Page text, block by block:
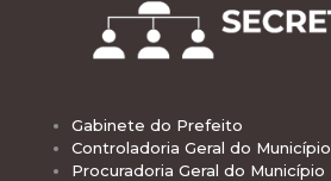
Gabinete do Prefeito
Controladoria Geral do Município
Procuradoria Geral do Município